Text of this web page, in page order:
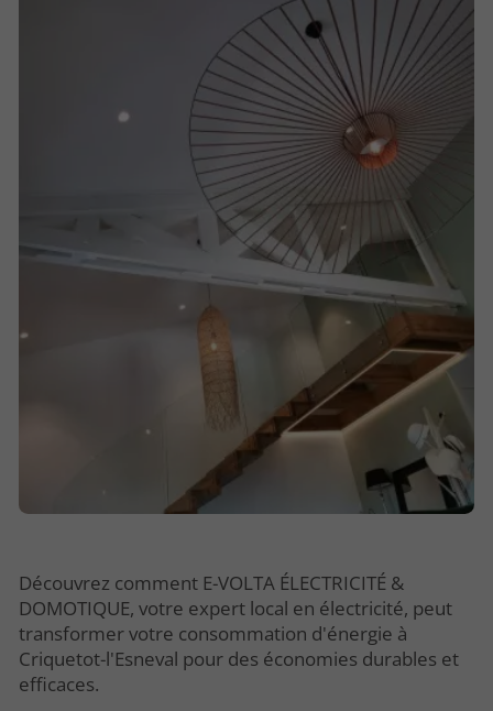
Découvrez comment E-VOLTA ÉLECTRICITÉ &
DOMOTIQUE, votre expert local en électricité, peut
transformer votre consommation d'énergie à
Criquetot-l'Esneval pour des économies durables et
efficaces.